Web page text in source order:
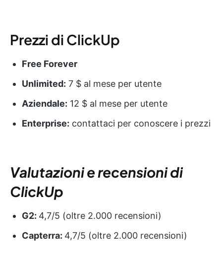
Prezzi di ClickUp
Free Forever
Unlimited: 7 $ al mese per utente
Aziendale: 12 $ al mese per utente
Enterprise: contattaci per conoscere i prezzi
Valutazioni e recensioni di
ClickUp
G2: 4,7/5 (oltre 2.000 recensioni)
Capterra: 4,7/5 (oltre 2.000 recensioni)